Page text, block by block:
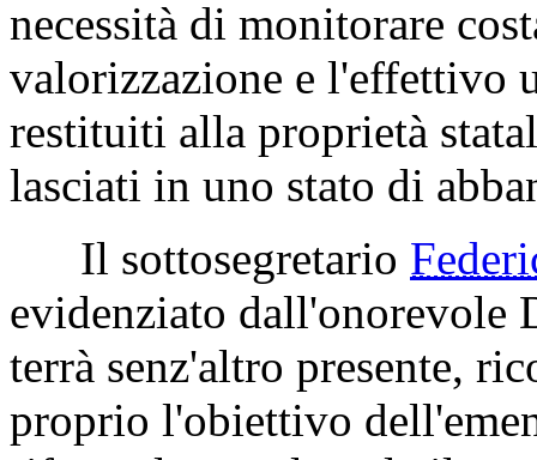
necessità di monitorare
valorizzazione e l'effettivo
restituiti alla proprietà
lasciati in uno stato di
Il sottosegretario
evidenziato dall'onorevole
terrà senz'altro presente,
proprio l'obiettivo